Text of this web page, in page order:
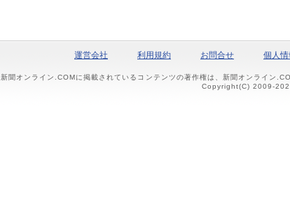
運営会社 利用規約 お問合せ 個人
新聞オンライン.COMに掲載されているコンテンツの著作権は、新聞オンライン
Copyright(C) 2009-